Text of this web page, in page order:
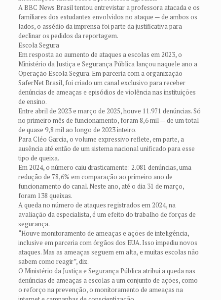
A BBC News Brasil tentou entrevistar a professora atacada e os
familiares dos estudantes envolvidos no ataque — de ambos os
lados, o assédio da imprensa foi parte da justificativa para
declinar os pedidos da reportagem.
Escola Segura
Em resposta ao aumento de ataques a escolas em 2023, o
Ministério da Justiça e Segurança Pública lançou naquele ano a
Operação Escola Segura. Em parceria com a organização
SaferNet Brasil, foi criado um canal exclusivo para receber
denúncias de ameaças e episódios de violência nas instituições
de ensino.
Entre abril de 2023 e março de 2025, houve 11.971 denúncias. Só
no primeiro mês de funcionamento, foram 8,6 mil — de um total
de quase 9,8 mil ao longo de 2023 inteiro.
Para Cléo Garcia, o volume expressivo reflete, em parte, a
ausência até então de um sistema nacional unificado para esse
tipo de queixa.
Em 2024, o número caiu drasticamente: 2.081 denúncias, uma
redução de 78,6% em comparação ao primeiro ano de
funcionamento do canal. Neste ano, até o dia 31 de março,
foram 138 queixas.
A queda no número de ataques registrados em 2024, na
avaliação da especialista, é um efeito do trabalho de forças de
segurança.
“Houve monitoramento de ameaças e ações de inteligência,
inclusive em parceria com órgãos dos EUA. Isso impediu novos
ataques. Mas as ameaças seguem em alta, e muitas escolas não
sabem como reagir”, diz.
O Ministério da Justiça e Segurança Pública atribui a queda nas
denúncias de ameaças a escolas a um conjunto de ações, como
o reforço na prevenção, o monitoramento de ameaças na